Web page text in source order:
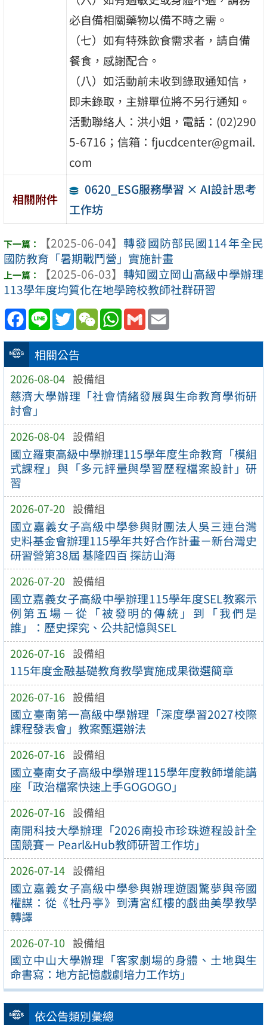
相關公告
2026-08-04 設備組
慈濟大學辦理「社會情緒發展與生命教育學術研
討會」
2026-08-04 設備組
國立羅東高級中學辦理115學年度生命教育「模組
式課程」與「多元評量與學習歷程檔案設計」研
習
2026-07-20 設備組
國立嘉義女子高級中學參與財團法人吳三連台灣
史料基金會辦理115學年共好合作計畫－新台灣史
研習營第38屆 基隆四百 探訪山海
2026-07-20 設備組
國立嘉義女子高級中學辦理115學年度SEL教案示
例第五場－從「被發明的傳統」到「我們是
誰」：歷史探究、公共記憶與SEL
2026-07-16 設備組
115年度金融基礎教育教學實施成果徵選簡章
2026-07-16 設備組
國立臺南第一高級中學辦理「深度學習2027校際
課程發表會」教案甄選辦法
2026-07-16 設備組
國立臺南女子高級中學辦理115學年度教師增能講
座「政治檔案快速上手GOGOGO」
2026-07-16 設備組
南開科技大學辦理「2026南投市珍珠遊程設計全
國競賽－ Pearl&Hub教師研習工作坊」
2026-07-14 設備組
國立嘉義女子高級中學參與辦理遊園驚夢與帝國
權謀：從《牡丹亭》到清宮紅樓的戲曲美學教學
轉譯
2026-07-10 設備組
國立中山大學辦理「客家劇場的身體、土地與生
命書寫：地方記憶戲劇培力工作坊」
依公告類別彙總
必自備相關藥物以備不時之需。
（七）如有特殊飲食需求者，請自備
餐食，感謝配合。
（八）如活動前未收到錄取通知信，
即未錄取，主辦單位將不另行通知。
活動聯絡人：洪小姐，電話：(02)290
5-6716；信箱：fjucdcenter@gmail.
com
相關附件
0620_ESG服務學習 × AI設計思考
工作坊
【2025-06-04】 轉發國防部民國114年全民
國防教育「暑期戰鬥營」實施計畫
【2025-06-03】 轉知國立岡山高級中學辦理
113學年度均質化在地學跨校教師社群研習
Facebook
Line TwitterWeChatWhatsApp
Gmail